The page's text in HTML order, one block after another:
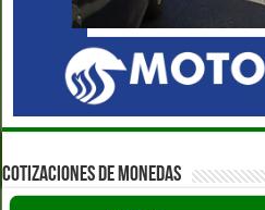
COTIZACIONES DE MONEDAS